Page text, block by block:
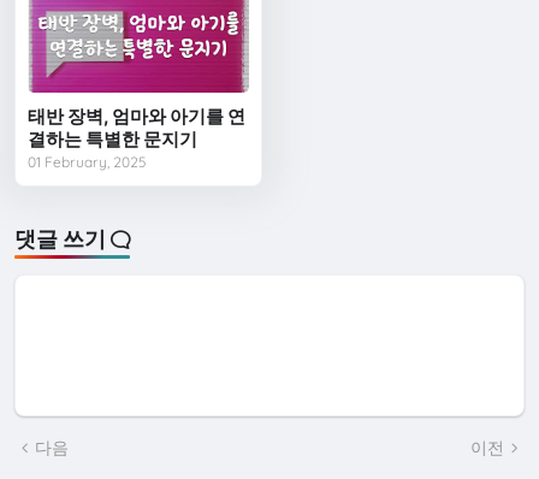
태반 장벽, 엄마와 아기를 연
결하는 특별한 문지기
01 February, 2025
댓글 쓰기
다음 이전